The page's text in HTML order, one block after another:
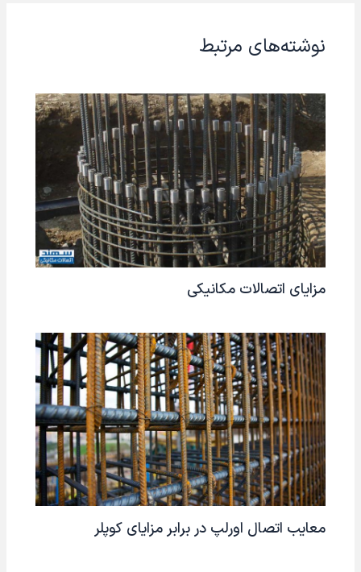
نوشته‌های مرتبط
مزایای اتصالات مکانیکی
معایب اتصال اورلپ در برابر مزایای کوپلر